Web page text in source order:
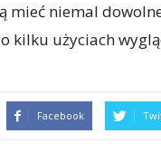
mieć niemal
kilku użyciach
Facebook